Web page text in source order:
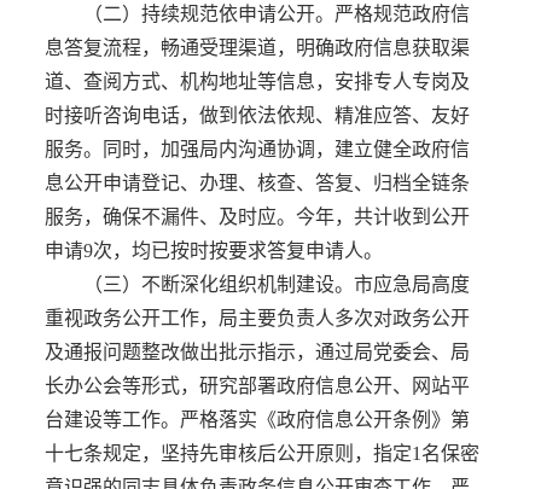
（二）持续规范依申请公开。严格规范政府信
息答复流程，畅通受理渠道，明确政府信息获取渠
道、查阅方式、机构地址等信息，安排专人专岗及
时接听咨询电话，做到依法依规、精准应答、友好
服务。同时，加强局内沟通协调，建立健全政府信
息公开申请登记、办理、核查、答复、归档全链条
服务，确保不漏件、及时应。今年，共计收到公开
申请9次，均已按时按要求答复申请人。
（三）不断深化组织机制建设。市应急局高度
重视政务公开工作，局主要负责人多次对政务公开
及通报问题整改做出批示指示，通过局党委会、局
长办公会等形式，研究部署政府信息公开、网站平
台建设等工作。严格落实《政府信息公开条例》第
十七条规定，坚持先审核后公开原则，指定1名保密